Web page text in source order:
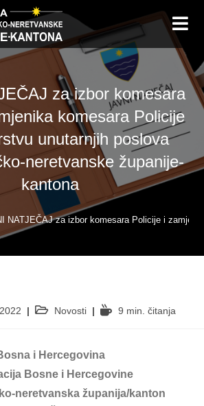
za izbor komesara
komesara Policije
unutarnjih poslova
neretvanske županije-
kantona
NATJEČAJ za izbor komesara Policije i
Novosti 9 min. čitanja
i Hercegovina
Bosne i Hercegovine
neretvanska županija/kanton